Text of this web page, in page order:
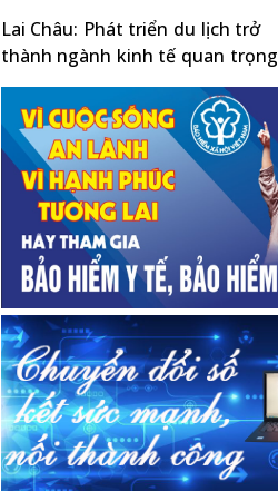
Lai Châu: Phát triển du lịch trở
thành ngành kinh tế quan trọng